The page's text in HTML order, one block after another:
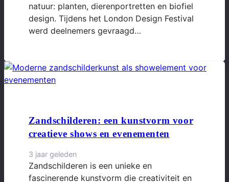
natuur: planten, dierenportretten en biofiel
design. Tijdens het London Design Festival
werd deelnemers gevraagd…
Zandschilderen: een kunstvorm voor
creatieve shows en evenementen
3 jaar geleden
Zandschilderen is een unieke en
fascinerende kunstvorm die creativiteit en